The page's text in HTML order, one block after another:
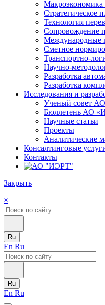
Стратегическое
Технология
Сопровождение
Международные
Сметное
Транспортно-
Научно-
Разработка
Разработка
Исследования и
Ученый совет
Бюллетень АО
Научные статьи
Проекты
Аналитические
Консалтинговые
Контакты
Закрыть
×
Ru
En Ru
Ru
En Ru